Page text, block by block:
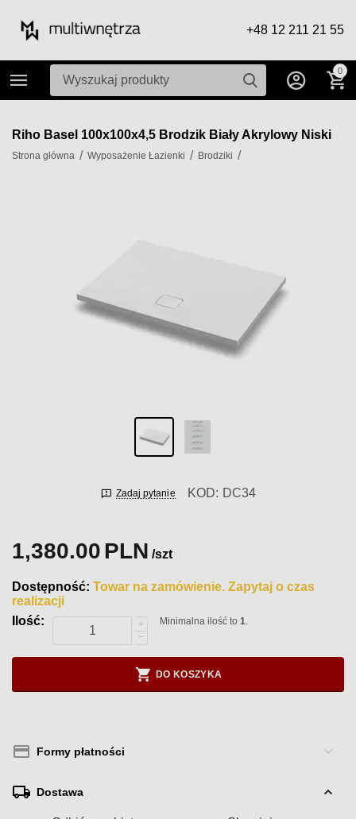
+48 12 211 21 55
0
Riho Basel 100x100x4,5 Brodzik Biały Akrylowy Niski
Strona główna / Wyposażenie Łazienki / Brodziki /
Zadaj pytanie KOD: DC34
1,380.00PLN /szt
Dostępność: Towar na zamówienie. Zapytaj o czas
realizacji
Ilość:
+
−
Minimalna ilość to1.
DO KOSZYKA
Formy płatności
Dostawa